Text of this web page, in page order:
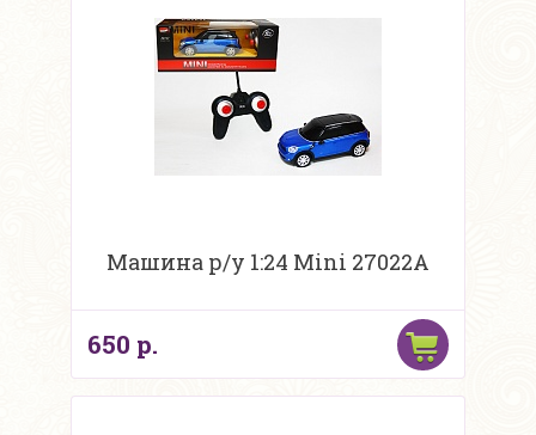
Машина р/у 1:24 Mini 27022A
650 р.